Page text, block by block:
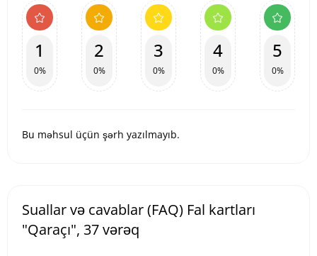
1
0%
2
0%
3
0%
4
0%
5
0%
Bu məhsul üçün şərh yazılmayıb.
Suallar və cavablar (FAQ) Fal kartları
"Qaraçı", 37 vərəq